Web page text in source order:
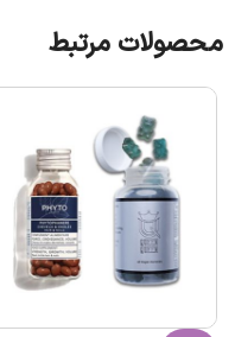
محصولات مرتبط